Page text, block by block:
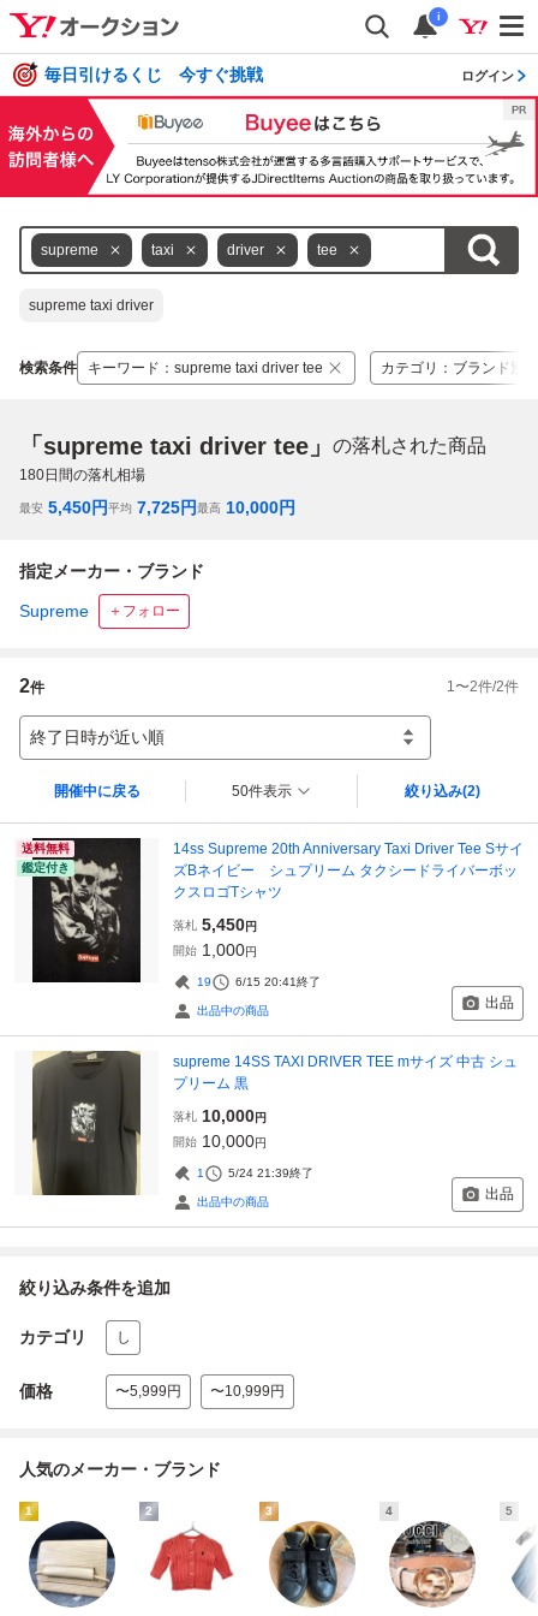
i
毎日引けるくじ 今すぐ挑戦 ログイン
supreme taxi driver tee
supreme taxi driver
検索条件 キーワード ： supreme taxi driver tee カテゴリ ： ブランド別
「supreme taxi driver tee」 の落札された商品
180日間の落札相場
最安 5,450円平均 7,725円最高 10,000円
指定メーカー・ブランド
Supreme ＋フォロー
2件 1 〜2件/2件
終了日時が近い順
開催中に戻る 50件表示 絞り込み(2)
送料無料
鑑定付き
14ss Supreme 20th Anniversary Taxi Driver Tee Sサイ
ズBネイビー シュプリーム タクシードライバーボッ
クスロゴTシャツ
落札 5,450円
開始 1,000円
19 6/15 20:41終了
出品中の商品 出品
supreme 14SS TAXI DRIVER TEE mサイズ 中古 シュ
プリーム 黒
落札 10,000円
開始 10,000円
1 5/24 21:39終了
出品中の商品 出品
絞り込み条件を追加
カテゴリ し
価格 〜5,999円 〜10,999円
人気のメーカー・ブランド
1 2 3 4 5